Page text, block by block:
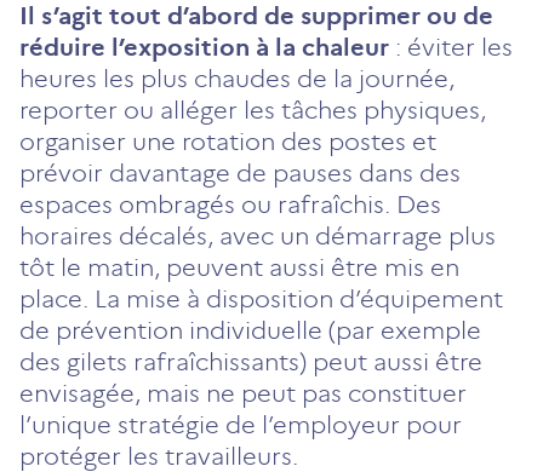
Il s’agit tout d’abord de supprimer ou de
réduire l’exposition à la chaleur : éviter les
heures les plus chaudes de la journée,
reporter ou alléger les tâches physiques,
organiser une rotation des postes et
prévoir davantage de pauses dans des
espaces ombragés ou rafraîchis. Des
horaires décalés, avec un démarrage plus
tôt le matin, peuvent aussi être mis en
place. La mise à disposition d’équipement
de prévention individuelle (par exemple
des gilets rafraîchissants) peut aussi être
envisagée, mais ne peut pas constituer
l’unique stratégie de l’employeur pour
protéger les travailleurs.